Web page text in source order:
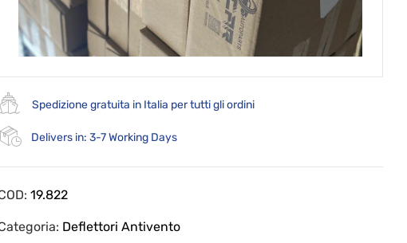
Spedizione gratuita in Italia per tutti gli ordini
Delivers in: 3-7 Working Days
19.822
Deflettori Antivento